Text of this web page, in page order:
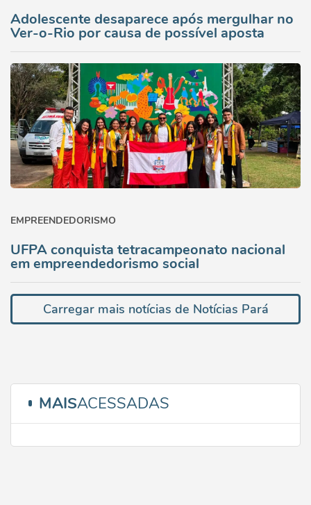
Adolescente desaparece após mergulhar no
Ver-o-Rio por causa de possível aposta
EMPREENDEDORISMO
UFPA conquista tetracampeonato nacional
em empreendedorismo social
Carregar mais notícias de Notícias Pará
MAISACESSADAS